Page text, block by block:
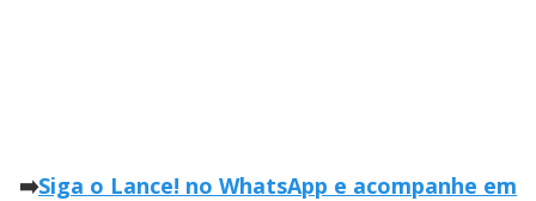
➡️Siga o Lance! no WhatsApp e acompanhe em